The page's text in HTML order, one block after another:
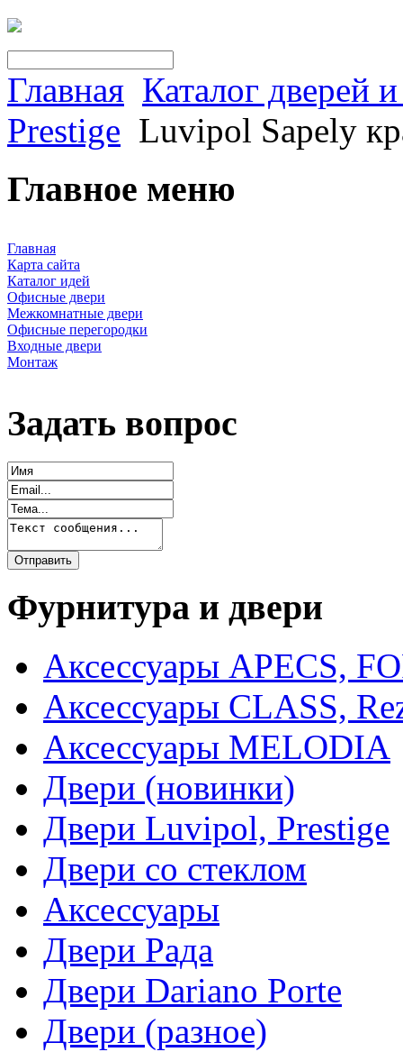
Главная Каталог дверей
Prestige Luvipol Sapely
Главное меню
Главная
Карта сайта
Каталог идей
Офисные двери
Межкомнатные двери
Офисные перегородки
Входные двери
Монтаж
Задать вопрос
Фурнитура и двери
Аксессуары APECS,
Аксессуары CLASS,
Аксессуары MELODIA
Двери (новинки)
Двери Luvipol, Prestige
Двери со стеклом
Аксессуары
Двери Рада
Двери Dariano Porte
Двери (разное)